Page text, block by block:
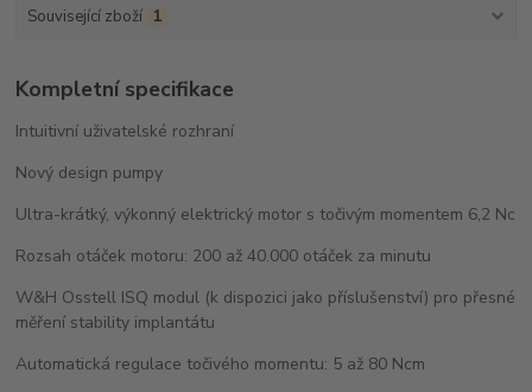
Související zboží 1
Kompletní specifikace
Intuitivní uživatelské rozhraní
Nový design pumpy
Ultra-krátký, výkonný elektrický motor s točivým momentem 6,2 Nc
Rozsah otáček motoru: 200 až 40.000 otáček za minutu
W&H Osstell ISQ modul (k dispozici jako příslušenství) pro přesné
měření stability implantátu
Automatická regulace točivého momentu: 5 až 80 Ncm